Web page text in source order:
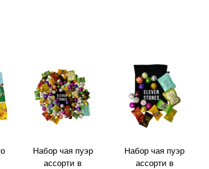
Набор чая пуэр
ассорти в
Набор чая пуэр
ассорти в